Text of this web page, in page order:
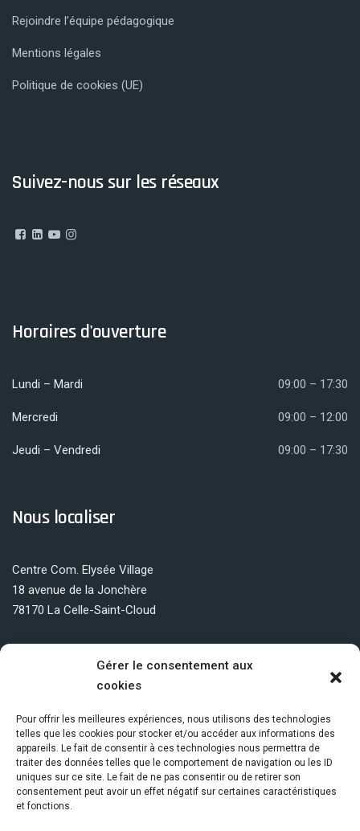
Gérer le consentement aux
cookies
Pour offrir les meilleures expériences, nous utilisons des technologies
telles que les cookies pour stocker et/ou accéder aux informations des
appareils. Le fait de consentir à ces technologies nous permettra de
traiter des données telles que le comportement de navigation ou les ID
uniques sur ce site. Le fait de ne pas consentir ou de retirer son
consentement peut avoir un effet négatif sur certaines caractéristiques
et fonctions.
Rejoindre l’équipe pédagogique
Mentions légales
Politique de cookies (UE)
Suivez-nous sur les réseaux
Horaires d'ouverture
Lundi – Mardi 09:00 – 17:30
Mercredi 09:00 – 12:00
Jeudi – Vendredi 09:00 – 17:30
Nous localiser
Centre Com. Elysée Village
18 avenue de la Jonchère
78170 La Celle-Saint-Cloud